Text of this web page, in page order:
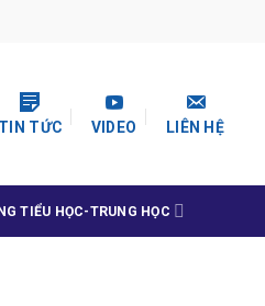
TIN TỨC VIDEO LIÊN HỆ
TIỂU HỌC-TRUNG HỌC